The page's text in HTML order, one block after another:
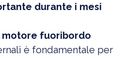
durante i mesi
motore fuoribordo
è fondamentale per